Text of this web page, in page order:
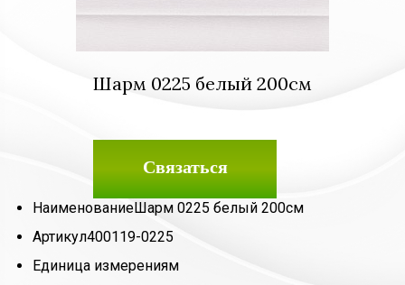
Шарм 0225 белый 200см
Связаться
НаименованиеШарм 0225 белый 200см
Артикул400119-0225
Единица измерениям